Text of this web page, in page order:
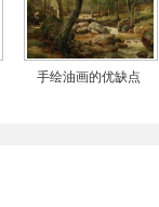
手绘油画的优缺点